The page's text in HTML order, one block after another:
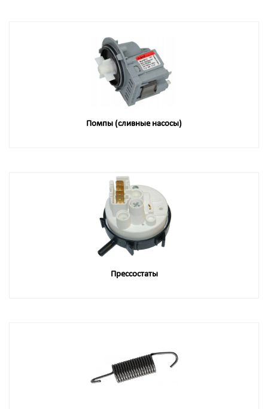
Помпы (сливные насосы)
Прессостаты